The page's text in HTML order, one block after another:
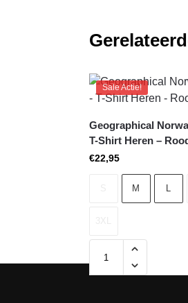
Sale Actie!
Geographical
T-Shirt Heren –
€22,95
M L